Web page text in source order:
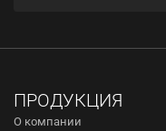
ПРОДУКЦИЯ
О компании